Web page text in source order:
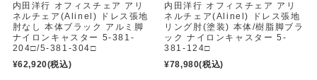
内田洋行 オフィスチェア アリ
ネルチェア(Alinel) ドレス張地
肘なし 本体ブラック アルミ脚
ナイロンキャスター 5-381-
204□/5-381-304□
¥62,920(税込)
内田洋行 オフィスチェア アリ
ネルチェア(Alinel) ドレス張地
リング肘(塗装) 本体/樹脂脚ブラ
ック ナイロンキャスター 5-
381-124□
¥78,980(税込)